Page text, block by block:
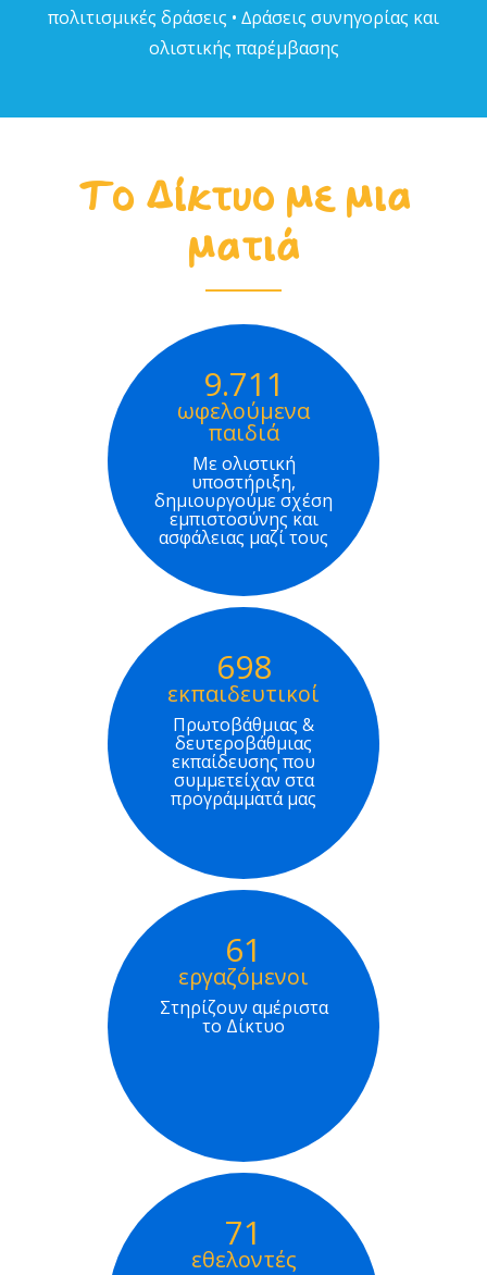
πολιτισµικές δράσεις • ∆ράσεις συνηγορίας και
ολιστικής παρέµβασης
Το Δίκτυο με μια
ματιά
9.711
ωφελούμενα
παιδιά
Με ολιστική
υποστήριξη,
δημιουργούμε σχέση
εμπιστοσύνης και
ασφάλειας μαζί τους
698
εκπαιδευτικοί
Πρωτοβάθμιας &
δευτεροβάθμιας
εκπαίδευσης που
συμμετείχαν στα
προγράμματά μας
61
εργαζόμενοι
Στηρίζουν αμέριστα
το Δίκτυο
71
εθελοντές